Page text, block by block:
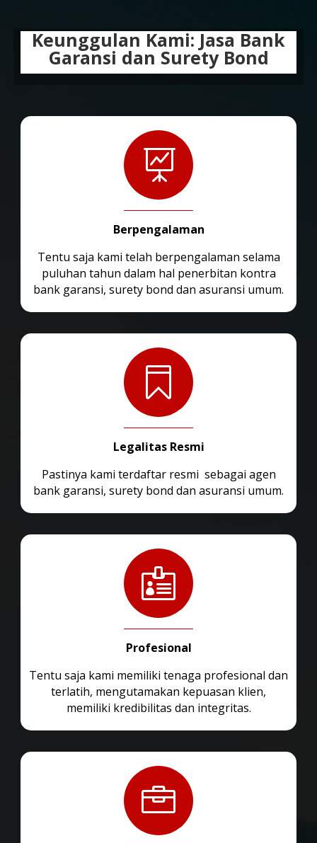
Keunggulan Kami: Jasa Bank
Garansi dan Surety Bond

Berpengalaman
Tentu saja kami telah berpengalaman selama
puluhan tahun dalam hal penerbitan kontra
bank garansi, surety bond dan asuransi umum.

Legalitas Resmi
Pastinya kami terdaftar resmi sebagai agen
bank garansi, surety bond dan asuransi umum.

Profesional
Tentu saja kami memiliki tenaga profesional dan
terlatih, mengutamakan kepuasan klien,
memiliki kredibilitas dan integritas.
